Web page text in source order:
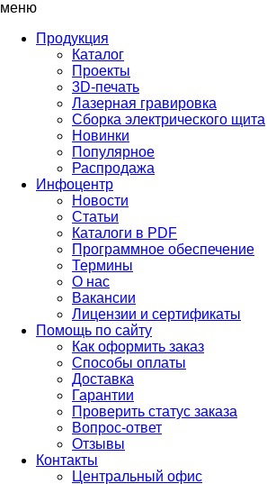
меню
Продукция
Каталог
Проекты
3D-печать
Лазерная гравировка
Сборка электрического щита
Новинки
Популярное
Распродажа
Инфоцентр
Новости
Статьи
Каталоги в PDF
Программное обеспечение
Термины
О нас
Вакансии
Лицензии и сертификаты
Помощь по сайту
Как оформить заказ
Способы оплаты
Доставка
Гарантии
Проверить статус заказа
Вопрос-ответ
Отзывы
Контакты
Центральный офис